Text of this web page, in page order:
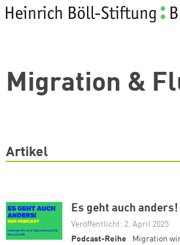
Direkt zum Inhalt
Migration &
Artikel
Es geht auch anders!
Veröffentlicht: 2. April 2025
Podcast-Reihe
Migration